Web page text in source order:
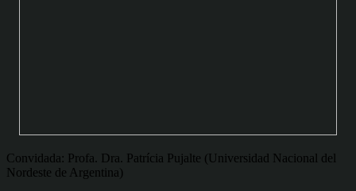
Convidada: Profa. Dra. Patrícia Pujalte (Universidad Nacional del
Nordeste de Argentina)